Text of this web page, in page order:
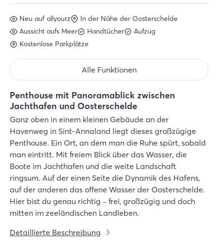
Penthouse mit Panoramablick zwischen
Jachthafen und Oosterschelde
Ganz oben in einem kleinen Gebäude an der
Havenweg in Sint-Annaland liegt dieses großzügige
Penthouse. Ein Ort, an dem man die Ruhe spürt, sobald
man eintritt. Mit freiem Blick über das Wasser, die
Boote im Jachthafen und die weite Landschaft
ringsum. Auf der einen Seite die Dynamik des Hafens,
auf der anderen das offene Wasser der Oosterschelde.
Hier bist du genau richtig – frei, großzügig und doch
mitten im zeeländischen Landleben.
Detaillierte Beschreibung
Neu auf allyourz
In der Nähe der Oosterschelde
Aussicht aufs Meer
Handtücher
Aufzug
Kostenlose Parkplätze
Alle Funktionen